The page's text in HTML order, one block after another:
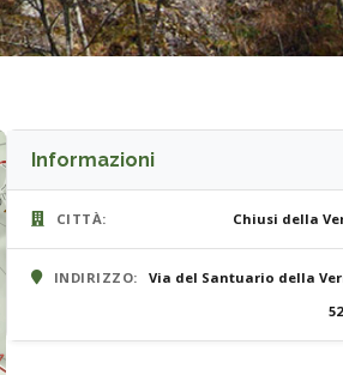
Informazioni
CITTÀ: Chiusi della
INDIRIZZO:
Via del Santuario della